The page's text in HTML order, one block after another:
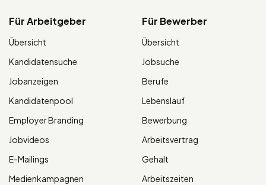
Für Arbeitgeber
Übersicht
Kandidatensuche
Jobanzeigen
Kandidatenpool
Employer Branding
Jobvideos
E-Mailings
Medienkampagnen
Für Bewerber
Übersicht
Jobsuche
Berufe
Lebenslauf
Bewerbung
Arbeitsvertrag
Gehalt
Arbeitszeiten